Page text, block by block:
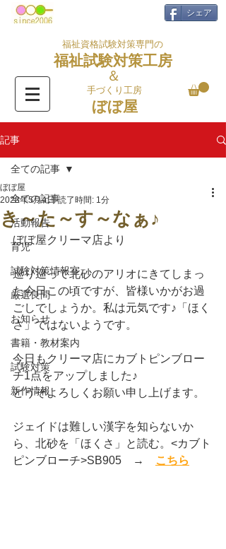
シェア
福祉資格試験対策専門の
福祉試験対策工房
＆
手づくり工房
ぼぼ屋
記事
全ての記事
活動報告
育児
試験対策情報室
厳選良問
お知らせ
書籍・教材案内
試験対策
新作情報
全ての記事
き～た～す～なぁ♪
ぼぼ屋
2023年5月4日 読了時間: 1分
ぼぼ屋クリーマ店より
巡り巡って北砂のアリオにきてしまっ
た今日この頃ですが、皆様いかがお過
ごしでしょうか。私は元気です♪「ほく
さ」ではないようです。
今日もクリーマ店にカブトピンブロー
チ1点をアップしました♪
どうぞよろしくお願い申し上げます。
ジェイドは難しい漢字を知らないか
ら、北砂を「ほくさ」と読む。<カブト
ピンブローチ>SB905　→
こちら